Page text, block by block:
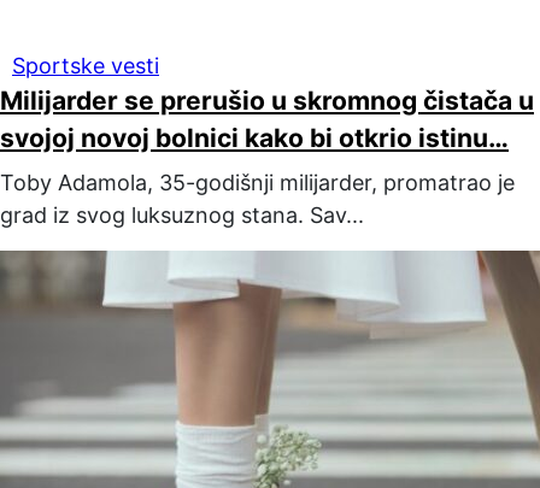
Sportske vesti
Milijarder se prerušio u skromnog čistača u
svojoj novoj bolnici kako bi otkrio istinu…
Toby Adamola, 35-godišnji milijarder, promatrao je
grad iz svog luksuznog stana. Sav...